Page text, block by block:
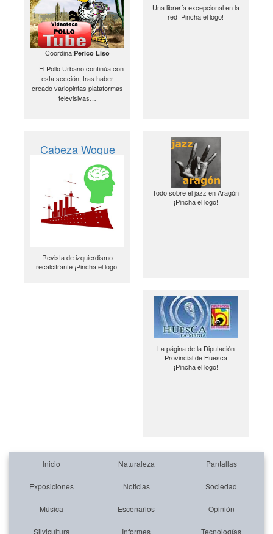
Coordina:Perico Liso
El Pollo Urbano continúa con
esta sección, tras haber
creado variopintas plataformas
televisivas…
Una librería excepcional en la
red ¡Pincha el logo!
Cabeza Woque
Revista de izquierdismo
recalcitrante ¡Pincha el logo!
Todo sobre el jazz en Aragón
¡Pincha el logo!
La página de la Diputación
Provincial de Huesca
¡Pincha el logo!
Inicio Naturaleza Pantallas
Exposiciones Noticias Sociedad
Música Escenarios Opinión
Silvicultura Informes Tecnologías